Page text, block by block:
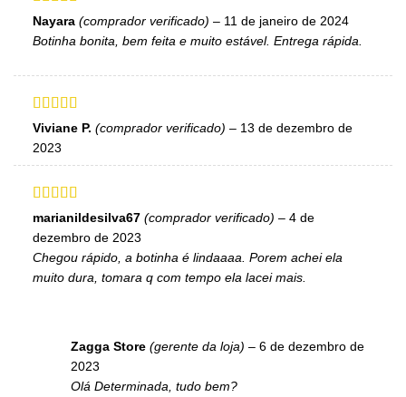
Avaliação5
de 5
Nayara (comprador verificado) – 11 de janeiro de 2024
Botinha bonita, bem feita e muito estável. Entrega rápida.
Avaliação 5
Viviane P. (comprador verificado) – 13 de dezembro de
2023
Avaliação5
de 5
marianildesilva67 (comprador verificado) – 4 de
dezembro de 2023
Chegou rápido, a botinha é lindaaaa. Porem achei ela
muito dura, tomara q com tempo ela lacei mais.
Zagga Store (gerente da loja) – 6 de dezembro de
2023
Olá Determinada, tudo bem?